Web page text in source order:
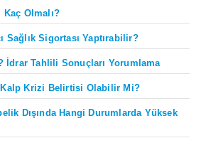
Kaç Olmalı?
Sağlık Sigortası Yaptırabilir?
İdrar Tahlili Sonuçları Yorumlama
Kalp Krizi Belirtisi Olabilir Mi?
Dışında Hangi Durumlarda Yüksek